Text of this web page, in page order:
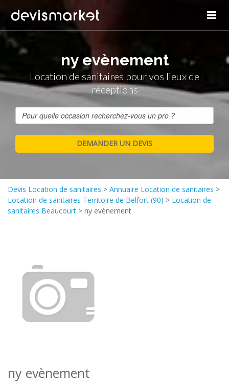
ny evènement
Location de sanitaires pour vos lieux de
réceptions
Devis Location de sanitaires > Annuaire Location de sanitaires >
Location de sanitaires Territoire de Belfort (90) > Location de
sanitaires Beaucourt > ny evènement
ny evènement